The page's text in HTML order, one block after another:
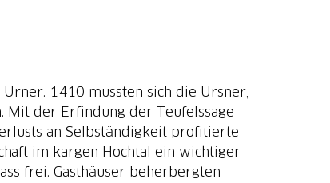
1410 mussten sich die Ursner,
Mit der Erfindung der Teufelssage
an Selbständigkeit profitierte
im kargen Hochtal ein wichtiger
frei. Gasthäuser beherbergten